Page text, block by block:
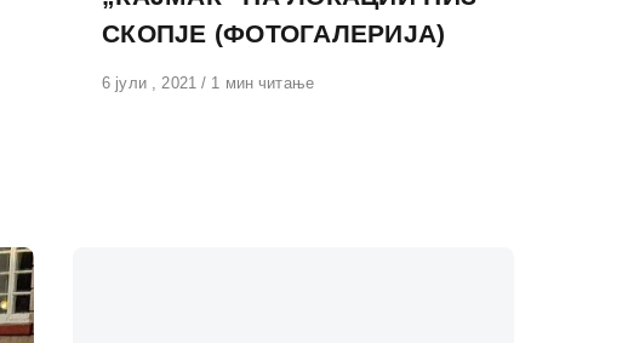
СКОПЈЕ (ФОТОГАЛЕРИЈА)
Објавено
6 јули , 2021 1 мин читање